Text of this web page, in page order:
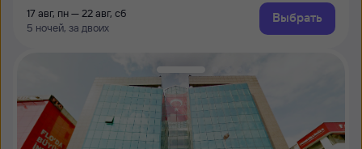
17 авг, пн — 22 авг, сб
5 ночей, за двоих
Выбрать